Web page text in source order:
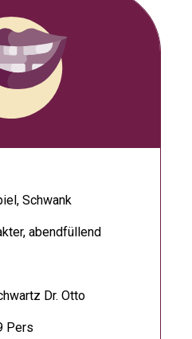
Schwank
abendfüllend
Dr. Otto
Pers